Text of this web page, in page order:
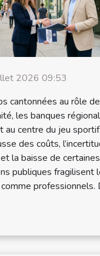
2026 09:53
cantonnées au rôle
les banques
au centre du jeu
des coûts,
la baisse de certaines
publiques fragilisent
professionnels.